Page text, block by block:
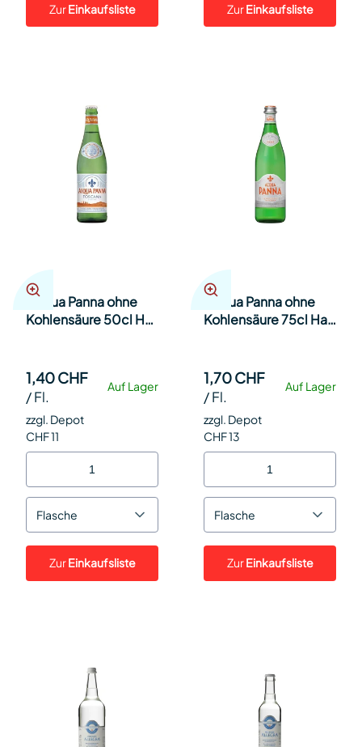
ZurEinkaufsliste ZurEinkaufsliste
Acqua Panna ohne
Kohlensäure 50cl Har
Auf Lager
1,40 CHF
/Fl.
zzgl. Depot
CHF 11
Flasche
ZurEinkaufsliste
Acqua Panna ohne
Kohlensäure 75cl Har
Auf Lager
1,70 CHF
/Fl.
zzgl. Depot
CHF 13
Flasche
ZurEinkaufsliste